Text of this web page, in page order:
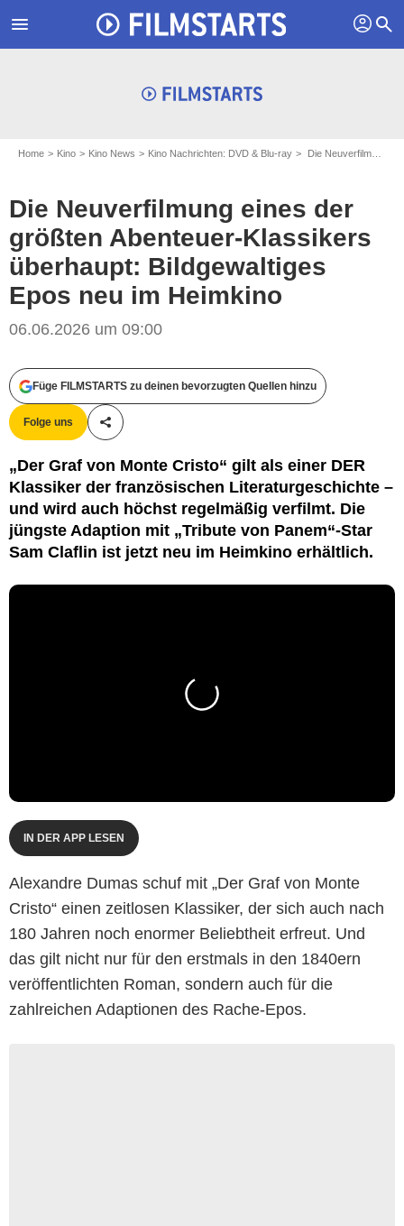
menu profil search
Home Kino Kino News Kino Nachrichten: DVD & Blu-ray Die Neuverfilmung eines der größten Abenteuer-Klassikers überhaupt: Bildgewaltiges Epos neu im Heimkino
Die Neuverfilmung eines der
größten Abenteuer-Klassikers
überhaupt: Bildgewaltiges
Epos neu im Heimkino
06.06.2026 um 09:00
Füge FILMSTARTS zu deinen bevorzugten Quellen hinzu
Folge uns
Teile diesen Artikel
„Der Graf von Monte Cristo“ gilt als einer DER
Klassiker der französischen Literaturgeschichte –
und wird auch höchst regelmäßig verfilmt. Die
jüngste Adaption mit „Tribute von Panem“-Star
Sam Claflin ist jetzt neu im Heimkino erhältlich.
IN DER APP LESEN
Alexandre Dumas schuf mit „Der Graf von Monte
Cristo“ einen zeitlosen Klassiker, der sich auch nach
180 Jahren noch enormer Beliebtheit erfreut. Und
das gilt nicht nur für den erstmals in den 1840ern
veröffentlichten Roman, sondern auch für die
zahlreichen Adaptionen des Rache-Epos.